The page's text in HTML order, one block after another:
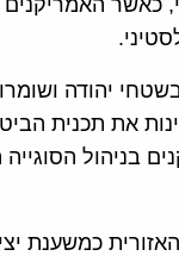
יהודה
במערכת הביטחון שב-2013 שקלו
בניהול
כמשענת